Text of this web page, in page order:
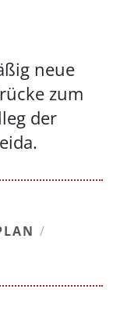
neue
zum
der
/